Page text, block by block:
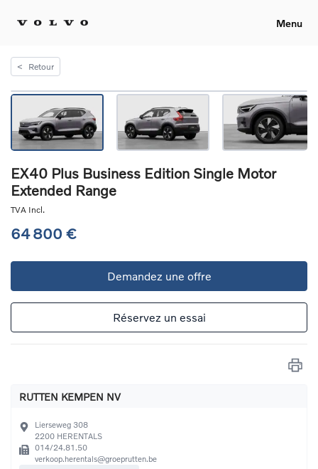
Menu
< Retour
EX40 Plus Business Edition Single Motor
Extended Range
TVA Incl.
64 800 €
Demandez une offre
Réservez un essai
RUTTEN KEMPEN NV
Lierseweg 308
2200 HERENTALS
014/24.81.50
verkoop.herentals@groeprutten.be